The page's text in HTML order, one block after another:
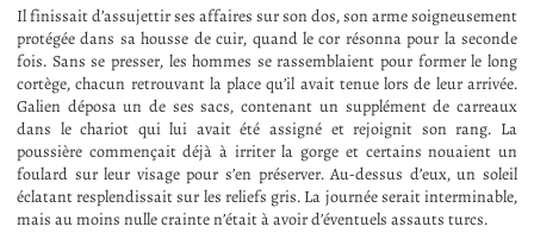
Il finissait d’assujettir ses affaires sur son dos, son arme soigneusement
protégée dans sa housse de cuir, quand le cor résonna pour la seconde
fois. Sans se presser, les hommes se rassemblaient pour former le long
cortège, chacun retrouvant la place qu’il avait tenue lors de leur arrivée.
Galien déposa un de ses sacs, contenant un supplément de carreaux
dans le chariot qui lui avait été assigné et rejoignit son rang. La
poussière commençait déjà à irriter la gorge et certains nouaient un
foulard sur leur visage pour s’en préserver. Au-dessus d’eux, un soleil
éclatant resplendissait sur les reliefs gris. La journée serait interminable,
mais au moins nulle crainte n’était à avoir d’éventuels assauts turcs.